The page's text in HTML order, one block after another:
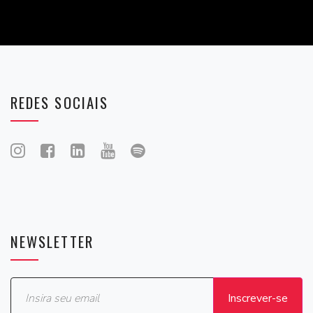
REDES SOCIAIS
NEWSLETTER